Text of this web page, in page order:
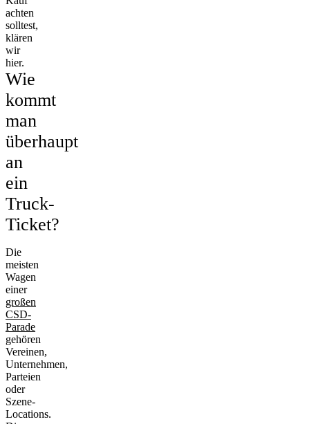
achten
solltest,
klären
wir
hier.
Wie
kommt
man
überhaupt
an
ein
Truck-
Ticket?
Die
meisten
Wagen
einer
großen
CSD-
Parade
gehören
Vereinen,
Unternehmen,
Parteien
oder
Szene-
Locations.